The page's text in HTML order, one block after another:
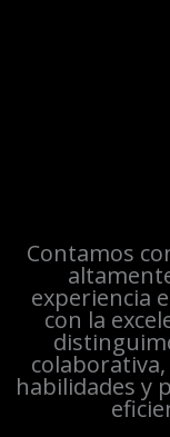
Contamos
experiencia
con la
habilidades y